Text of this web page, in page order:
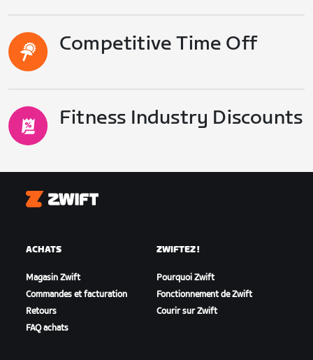
Competitive Time Off
Fitness Industry Discounts
Zwift
ACHATS
Magasin Zwift
Commandes et facturation
Retours
FAQ achats
ZWIFTEZ !
Pourquoi Zwift
Fonctionnement de Zwift
Courir sur Zwift